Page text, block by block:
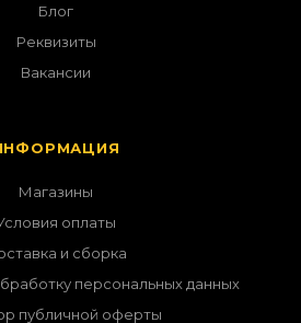
Блог
Реквизиты
Вакансии
Магазины
оплаты
и сборка
персональных данных
публичной оферты